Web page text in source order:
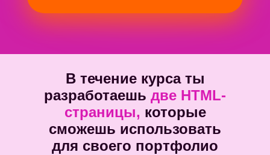
В течение курса ты
разработаешь две HTML-
страницы, которые
сможешь использовать
для своего портфолио